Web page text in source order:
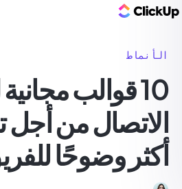
الأنماط
10 قوالب
الاتصال من أجل
أكثر وضوحًا